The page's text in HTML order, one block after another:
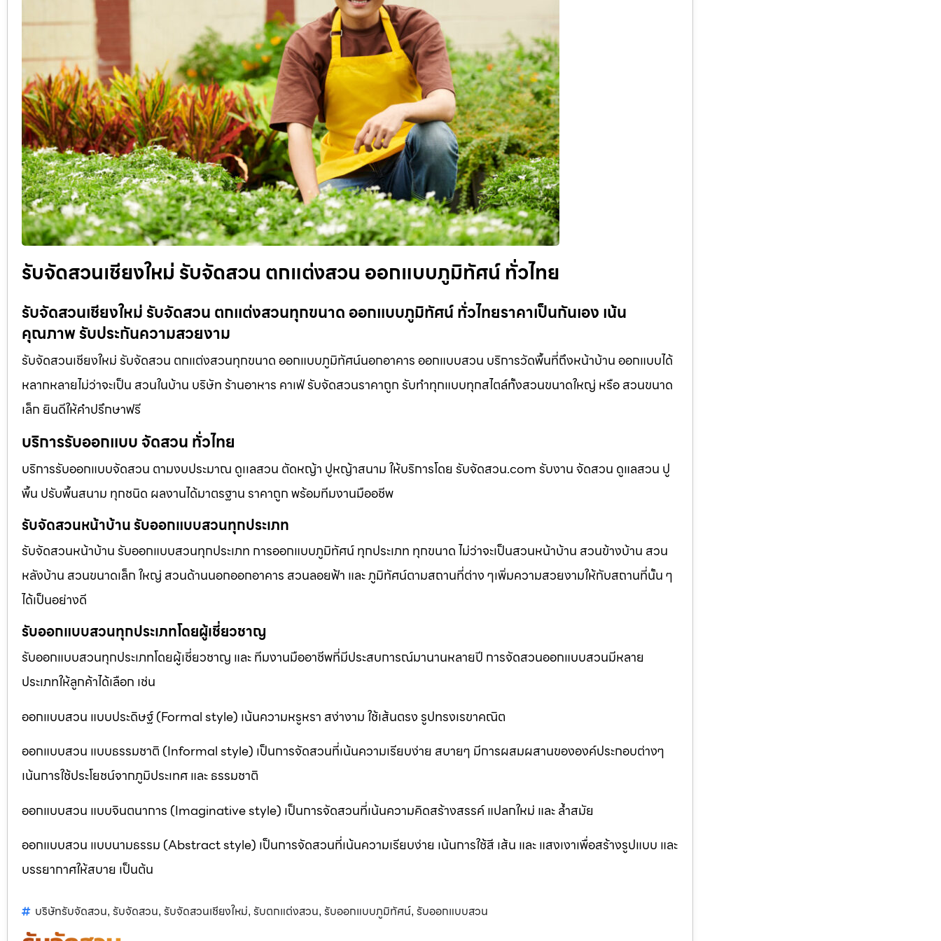
รับจัดสวนเชียงใหม่ รับจัดสวน ตกแต่งสวน ออกแบบภูมิทัศน์ ทั่วไทย
รับจัดสวนเชียงใหม่ รับจัดสวน ตกแต่งสวนทุกขนาด ออกแบบภูมิทัศน์ ทั่วไทยราคาเป็นกันเอง เน้น
คุณภาพ รับประกันความสวยงาม
รับจัดสวนเชียงใหม่ รับจัดสวน ตกแต่งสวนทุกขนาด ออกแบบภูมิทัศน์นอกอาคาร ออกแบบสวน บริการวัดพื้นที่ถึงหน้าบ้าน ออกแบบได้
หลากหลายไม่ว่าจะเป็น สวนในบ้าน บริษัท ร้านอาหาร คาเฟ่ รับจัดสวนราคาถูก รับทำทุกแบบทุกสไตล์ทั้งสวนขนาดใหญ่ หรือ สวนขนาด
เล็ก ยินดีให้คำปรึกษาฟรี
บริการรับออกแบบ จัดสวน ทั่วไทย
บริการรับออกแบบจัดสวน ตามงบประมาณ ดูเเลสวน ตัดหญ้า ปูหญ้าสนาม ให้บริการโดย รับจัดสวน.com รับงาน จัดสวน ดูแลสวน ปู
พื้น ปรับพื้นสนาม ทุกชนิด ผลงานได้มาตรฐาน ราคาถูก พร้อมทีมงานมืออชีพ
รับจัดสวนหน้าบ้าน รับออกแบบสวนทุกประเภท
รับจัดสวนหน้าบ้าน รับออกแบบสวนทุกประเภท การออกแบบภูมิทัศน์ ทุกประเภท ทุกขนาด ไม่ว่าจะเป็นสวนหน้าบ้าน สวนข้างบ้าน สวน
หลังบ้าน สวนขนาดเล็ก ใหญ่ สวนด้านนอกออกอาคาร สวนลอยฟ้า และ ภูมิทัศน์ตามสถานที่ต่าง ๆเพิ่มความสวยงามให้กับสถานที่นั้น ๆ
ได้เป็นอย่างดี
รับออกแบบสวนทุกประเภทโดยผู้เชี่ยวชาญ
รับออกแบบสวนทุกประเภทโดยผู้เชี่ยวชาญ และ ทีมงานมืออาชีพที่มีประสบการณ์มานานหลายปี การจัดสวนออกแบบสวนมีหลาย
ประเภทให้ลูกค้าได้เลือก เช่น
ออกแบบสวน แบบประดิษฐ์ (Formal style) เน้นความหรูหรา สง่างาม ใช้เส้นตรง รูปทรงเรขาคณิต
ออกแบบสวน แบบธรรมชาติ (Informal style) เป็นการจัดสวนที่เน้นความเรียบง่าย สบายๆ มีการผสมผสานขององค์ประกอบต่างๆ
เน้นการใช้ประโยชน์จากภูมิประเทศ และ ธรรมชาติ
ออกแบบสวน แบบจินตนาการ (Imaginative style) เป็นการจัดสวนที่เน้นความคิดสร้างสรรค์ แปลกใหม่ และ ล้ำสมัย
ออกแบบสวน แบบนามธรรม (Abstract style) เป็นการจัดสวนที่เน้นความเรียบง่าย เน้นการใช้สี เส้น และ แสงเงาเพื่อสร้างรูปแบบ และ
บรรยากาศให้สบาย เป็นต้น
บริษัทรับจัดสวน, รับจัดสวน, รับจัดสวนเชียงใหม่, รับตกแต่งสวน, รับออกแบบภูมิทัศน์, รับออกแบบสวน